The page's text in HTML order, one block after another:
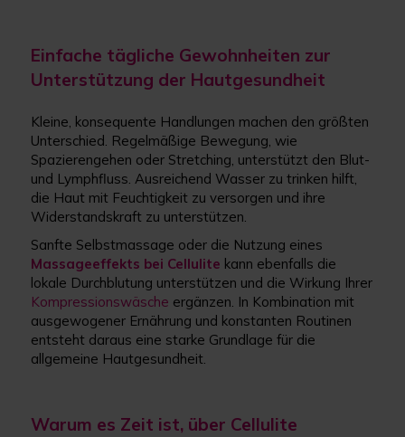
Einfache tägliche Gewohnheiten zur
Unterstützung der Hautgesundheit
Kleine, konsequente Handlungen machen den größten
Unterschied. Regelmäßige Bewegung, wie
Spazierengehen oder Stretching, unterstützt den Blut-
und Lymphfluss. Ausreichend Wasser zu trinken hilft,
die Haut mit Feuchtigkeit zu versorgen und ihre
Widerstandskraft zu unterstützen.
Sanfte Selbstmassage oder die Nutzung eines
Massageeffekts bei Cellulite kann ebenfalls die
lokale Durchblutung unterstützen und die Wirkung Ihrer
Kompressionswäsche ergänzen. In Kombination mit
ausgewogener Ernährung und konstanten Routinen
entsteht daraus eine starke Grundlage für die
allgemeine Hautgesundheit.
Warum es Zeit ist, über Cellulite